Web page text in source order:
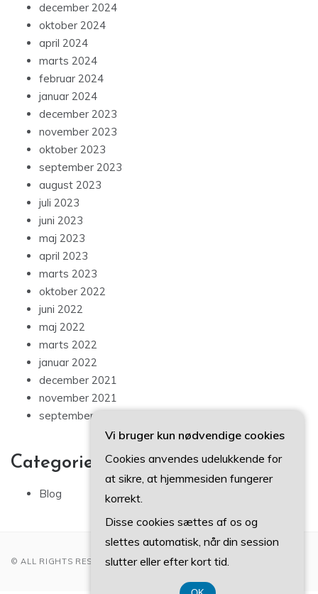
december 2024
oktober 2024
april 2024
marts 2024
februar 2024
januar 2024
december 2023
november 2023
oktober 2023
september 2023
august 2023
juli 2023
juni 2023
maj 2023
april 2023
marts 2023
oktober 2022
juni 2022
maj 2022
marts 2022
januar 2022
december 2021
november 2021
september 2021
Categories
Blog
© ALL RIGHTS RESERVED 2022
Vi bruger kun nødvendige cookies
Cookies anvendes udelukkende for
at sikre, at hjemmesiden fungerer
korrekt.
Disse cookies sættes af os og
slettes automatisk, når din session
slutter eller efter kort tid.